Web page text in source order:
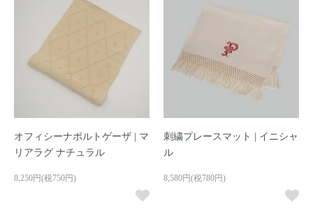
オフィシーナポルトゲーザ | マ
リアラグ ナチュラル
8,250円(税750円)
刺繍プレースマット | イニシャ
ル
8,580円(税780円)